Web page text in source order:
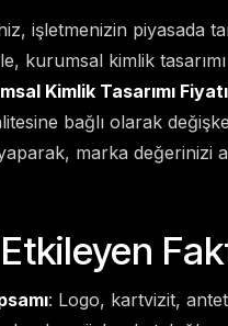
işletmenizin piyasada
kurumsal kimlik
Kimlik Tasarımı
bağlı olarak
marka değerinizi
: Logo, kartvizit,